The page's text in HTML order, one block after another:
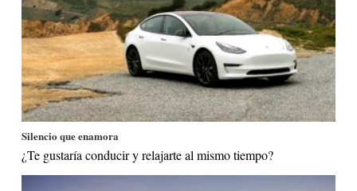
Silencio que enamora
¿Te gustaría conducir y relajarte al mismo tiempo?